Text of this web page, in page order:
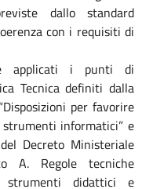
dallo standard
con i requisiti di
applicati i punti di
Tecnica definiti dalla
per favorire
strumenti informatici” e
Decreto Ministeriale
A. Regole tecniche
strumenti didattici e